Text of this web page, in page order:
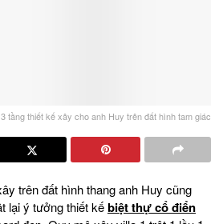
tầng thiết kế xây cho anh Huy trên đất hình tam giác
trên đất hình thang anh Huy cũng
lại ý tưởng thiết kếbiệt thự cổ điển